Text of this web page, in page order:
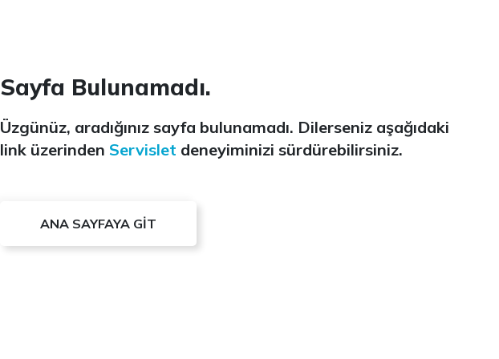
Sayfa Bulunamadı.
Üzgünüz, aradığınız sayfa bulunamadı. Dilerseniz aşağıdaki
link üzerinden Servislet deneyiminizi sürdürebilirsiniz.
ANA SAYFAYA GİT